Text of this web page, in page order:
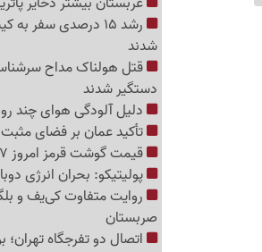
شدند
قتل هولناک مداح
دستگیر شدند
دلیل آلودگی هوای چند
تأکید عمان بر فضای
قیمت گوشت قرمز امروز 17 مرداد 1405 + جدول قیمت ها
پولیتیکو: بحران انرژی
روایت متفاوت کی‌یف و
صربستان
اتصال دو تفرجگاه